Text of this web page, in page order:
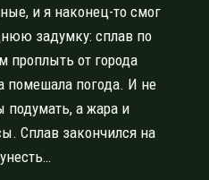
и я наконец-то смог
задумку: сплав по
проплыть от города
помешала погода. И не
а жара и
Сплав закончился на